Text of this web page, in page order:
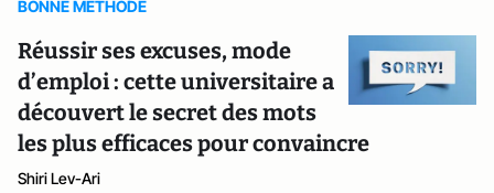
BONNE METHODE
Réussir ses excuses, mode
d’emploi : cette universitaire a
découvert le secret des mots
les plus efficaces pour convaincre
Shiri Lev-Ari